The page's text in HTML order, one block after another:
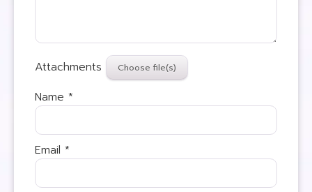
Attachments
Name *
Email *